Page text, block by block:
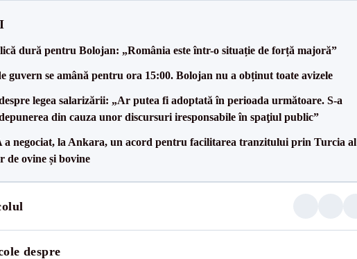
dură pentru Bolojan: „România este într-o situație de forță majoră”
guvern se amână pentru ora 15:00. Bolojan nu a obținut toate avizele
legea salarizării: „Ar putea fi adoptată în perioada următoare. S-a
din cauza unor discursuri iresponsabile în spaţiul public”
a negociat, la Ankara, un acord pentru facilitarea tranzitului prin Turcia al
de ovine și bovine
despre